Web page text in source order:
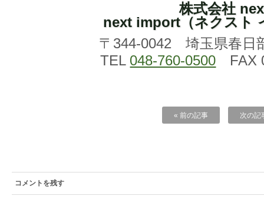
株式会社
next import（ネクスト
〒344-0042 埼玉県春日
TEL 048-760-0500 FAX
« 前の記事 次の記
コメントを残す